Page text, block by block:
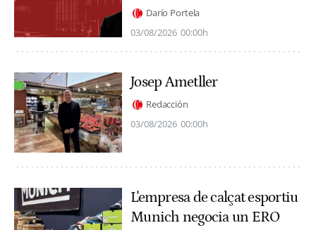
Darío Portela
03/08/2026 00:00h
Josep Ametller
Redacción
03/08/2026 00:00h
L'empresa de calçat esportiu
Munich negocia un ERO